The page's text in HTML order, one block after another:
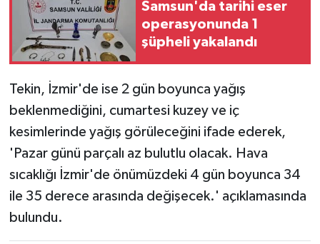
Samsun'da tarihi eser
operasyonunda 1
şüpheli yakalandı
Tekin, İzmir'de ise 2 gün boyunca yağış
beklenmediğini, cumartesi kuzey ve iç
kesimlerinde yağış görüleceğini ifade ederek,
'Pazar günü parçalı az bulutlu olacak. Hava
sıcaklığı İzmir'de önümüzdeki 4 gün boyunca 34
ile 35 derece arasında değişecek.' açıklamasında
bulundu.